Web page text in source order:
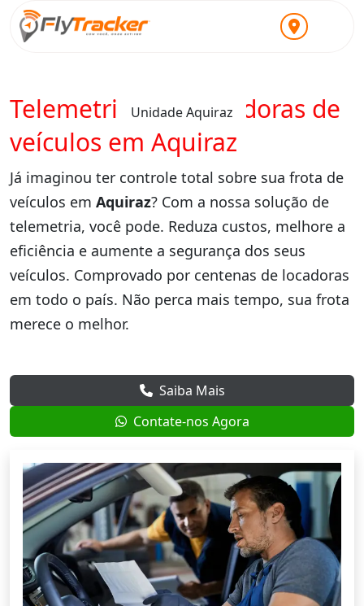
Unidade Aquiraz
Telemetria para locadoras de
veículos em Aquiraz
Já imaginou ter controle total sobre sua frota de
veículos em Aquiraz? Com a nossa solução de
telemetria, você pode. Reduza custos, melhore a
eficiência e aumente a segurança dos seus
veículos. Comprovado por centenas de locadoras
em todo o país. Não perca mais tempo, sua frota
merece o melhor.
Saiba Mais
Contate-nos Agora